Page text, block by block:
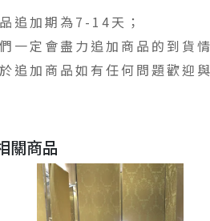
追加期為7-14天；
一定會盡力追加商品的到貨情
追加商品如有任何問題歡迎
關商品